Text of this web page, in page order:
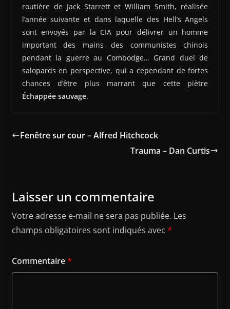
routière de Jack Starrett et William Smith, réalisée
l’année suivante et dans laquelle des Hell’s Angels
sont envoyés par la CIA pour délivrer un homme
important des mains des communistes chinois
pendant la guerre au Combodge… Grand duel de
salopards en perspective, qui a cependant de fortes
chances d’être plus marrant que cette piètre
Échappée sauvage.
Fenêtre sur cour – Alfred Hitchcock
Trauma – Dan Curtis
Laisser un commentaire
Votre adresse e-mail ne sera pas publiée. Les
champs obligatoires sont indiqués avec *
Commentaire*